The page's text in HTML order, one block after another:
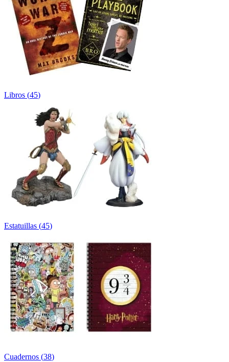
Libros (45)
Estatuillas (45)
Cuadernos (38)